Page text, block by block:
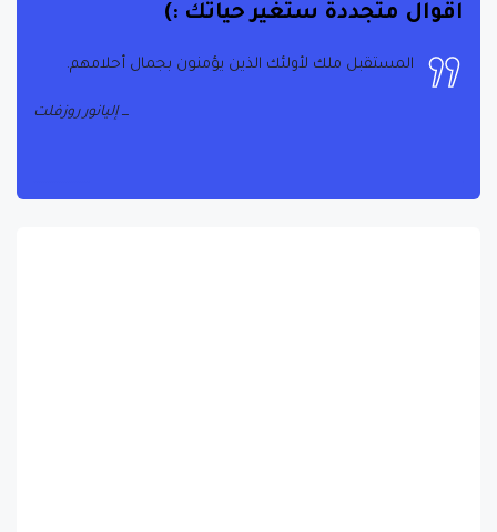
اقوال متجددة ستغير حياتك :)
المستقبل ملك لأولئك الذين يؤمنون بجمال أحلامهم.
إليانور روزفلت